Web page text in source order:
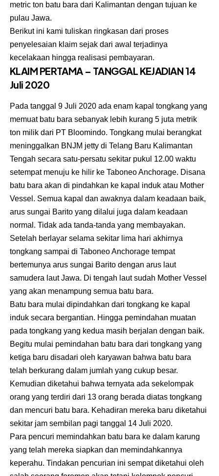
metric ton batu bara dari Kalimantan dengan tujuan ke
pulau Jawa.
Berikut ini kami tuliskan ringkasan dari proses
penyelesaian klaim sejak dari awal terjadinya
kecelakaan hingga realisasi pembayaran.
KLAIM PERTAMA – TANGGAL KEJADIAN 14
Juli 2020
Pada tanggal 9 Juli 2020 ada enam kapal tongkang yang
memuat batu bara sebanyak lebih kurang 5 juta metrik
ton milik dari PT Bloomindo. Tongkang mulai berangkat
meninggalkan BNJM jetty di Telang Baru Kalimantan
Tengah secara satu-persatu sekitar pukul 12.00 waktu
setempat menuju ke hilir ke Taboneo Anchorage. Disana
batu bara akan di pindahkan ke kapal induk atau Mother
Vessel. Semua kapal dan awaknya dalam keadaan baik,
arus sungai Barito yang dilalui juga dalam keadaan
normal. Tidak ada tanda-tanda yang membayakan.
Setelah berlayar selama sekitar lima hari akhirnya
tongkang sampai di Taboneo Anchorage tempat
bertemunya arus sungai Barito dengan arus laut
samudera laut Jawa. Di tengah laut sudah Mother Vessel
yang akan menampung semua batu bara.
Batu bara mulai dipindahkan dari tongkang ke kapal
induk secara bergantian. Hingga pemindahan muatan
pada tongkang yang kedua masih berjalan dengan baik.
Begitu mulai pemindahan batu bara dari tongkang yang
ketiga baru disadari oleh karyawan bahwa batu bara
telah berkurang dalam jumlah yang cukup besar.
Kemudian diketahui bahwa ternyata ada sekelompak
orang yang terdiri dari 13 orang berada diatas tongkang
dan mencuri batu bara. Kehadiran mereka baru diketahui
sekitar jam sembilan pagi tanggal 14 Juli 2020.
Para pencuri memindahkan batu bara ke dalam karung
yang telah mereka siapkan dan memindahkannya
keperahu. Tindakan pencurian ini sempat diketahui oleh